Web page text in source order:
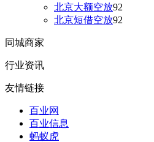
北京大额空放92
北京短借空放92
同城商家
行业资讯
友情链接
百业网
百业信息
蚂蚁虎